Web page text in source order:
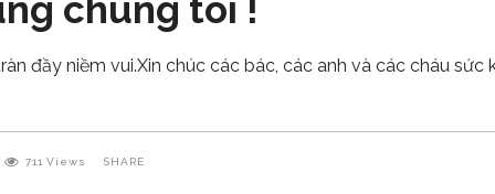
chúng tôi !
đầy niềm vui.Xin chúc các bác, các anh và các cháu sức
711 Views SHARE